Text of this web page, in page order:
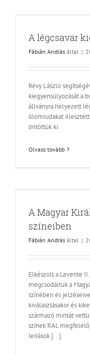
A légcsavar
Fábián András által |
Révy László
kiegyensúlyozását a
állványra helyezett
ólomrudakat
öntöttük ki.
Olvass tovább
A Magyar
színeiben
Fábián András által |
Elkészült a Levente
megcsodáltuk a
színében és
kiválasztásakor és
származó mintát
színek RAL
leírások [...]